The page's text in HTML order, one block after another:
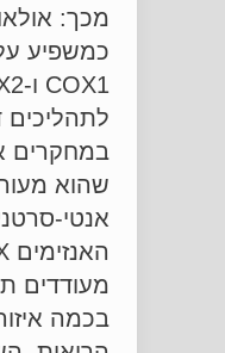
מכך:
כמשפיע
לתהליכים
במחקרים
שהוא
אנטי-
מעודדים
בכמה